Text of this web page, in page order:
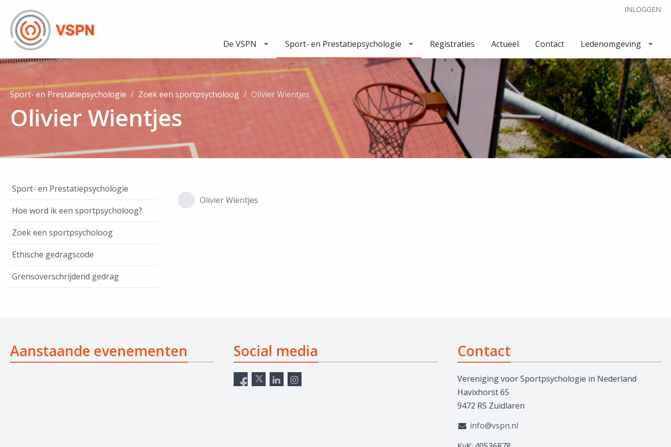
INLOGGEN
De VSPN Sport- en Prestatiepsychologie Registraties Actueel Contact Ledenomgeving
Sport- en Prestatiepsychologie Zoek een sportpsycholoog Olivier Wientjes
Olivier Wientjes
Sport- en Prestatiepsychologie
Hoe word ik een sportpsycholoog?
Zoek een sportpsycholoog
Ethische gedragscode
Grensoverschrijdend gedrag
Olivier Wientjes
Aanstaande evenementen Social media Contact
Vereniging voor Sportpsychologie in Nederland
Havixhorst 65
9472 RS Zuidlaren
info@vspn.nl